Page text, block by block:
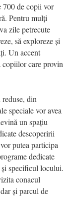
700 de copii vor
Pentru mulți
zile petrecute
să exploreze și
Un accent
copiilor care provin
din
speciale vor avea
un spațiu
descoperirii
putea participa
dedicate
specificul locului.
conacul
și parcul de